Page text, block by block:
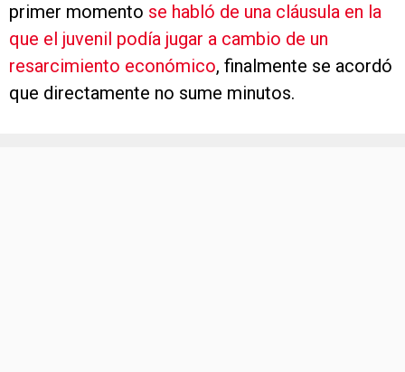
primer momento se habló de una cláusula en la
que el juvenil podía jugar a cambio de un
resarcimiento económico, finalmente se acordó
que directamente no sume minutos.